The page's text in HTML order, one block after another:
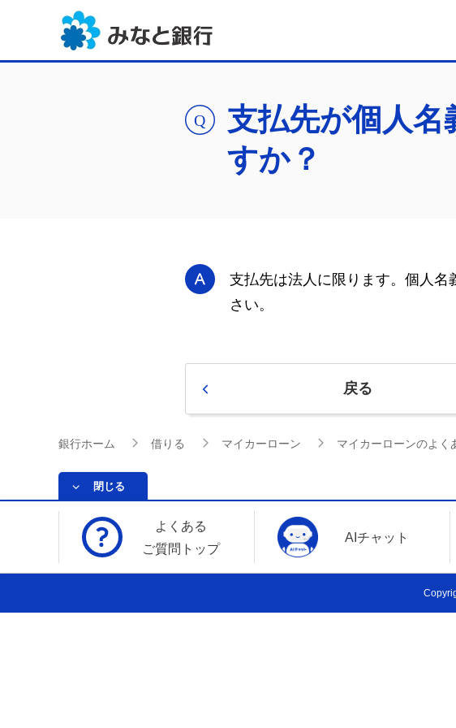
支払先が個人
すか？
支払先は法人に限ります。個人
さい。
戻る
銀行ホーム 借りる マイカーローン マイカーローンのよく
閉じる
よくある
ご質問トップ
AIチャット